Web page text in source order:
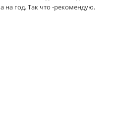
на год. Так что -рекомендую.